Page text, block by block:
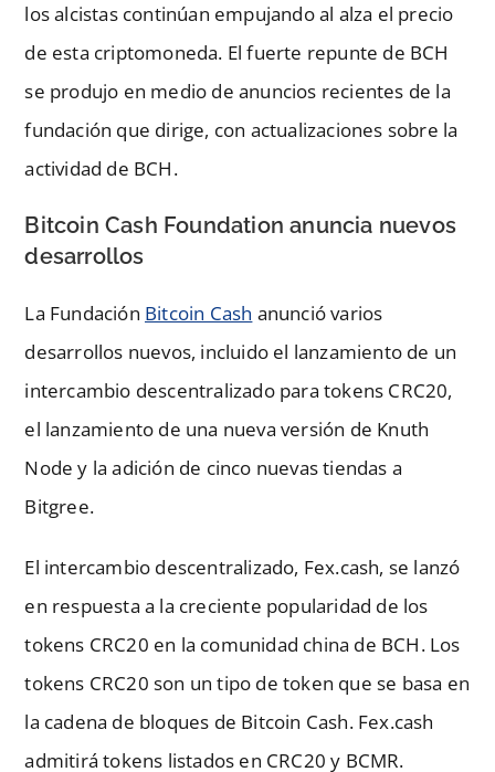
los alcistas continúan empujando al alza el precio
de esta criptomoneda. El fuerte repunte de BCH
se produjo en medio de anuncios recientes de la
fundación que dirige, con actualizaciones sobre la
actividad de BCH.
Bitcoin Cash Foundation anuncia nuevos
desarrollos
La Fundación Bitcoin Cash anunció varios
desarrollos nuevos, incluido el lanzamiento de un
intercambio descentralizado para tokens CRC20,
el lanzamiento de una nueva versión de Knuth
Node y la adición de cinco nuevas tiendas a
Bitgree.
El intercambio descentralizado, Fex.cash, se lanzó
en respuesta a la creciente popularidad de los
tokens CRC20 en la comunidad china de BCH. Los
tokens CRC20 son un tipo de token que se basa en
la cadena de bloques de Bitcoin Cash. Fex.cash
admitirá tokens listados en CRC20 y BCMR.